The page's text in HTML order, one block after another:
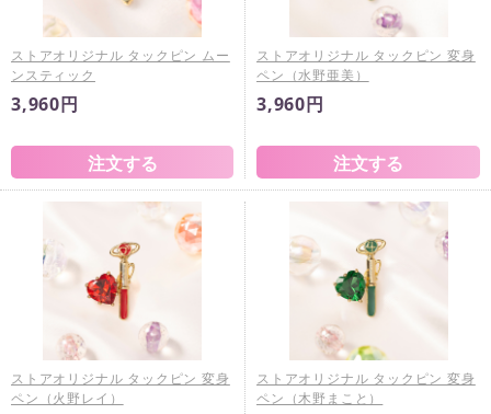
ストアオリジナル タックピン ムー
ンスティック
3,960円
ストアオリジナル タックピン 変身
ペン（水野亜美）
3,960円
ストアオリジナル タックピン 変身
ペン（火野レイ）
ストアオリジナル タックピン 変身
ペン（木野まこと）